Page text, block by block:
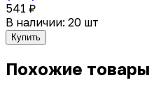
541 ₽
В наличии: 20 шт
Купить
Похожие товары